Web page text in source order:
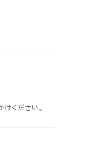
ください。